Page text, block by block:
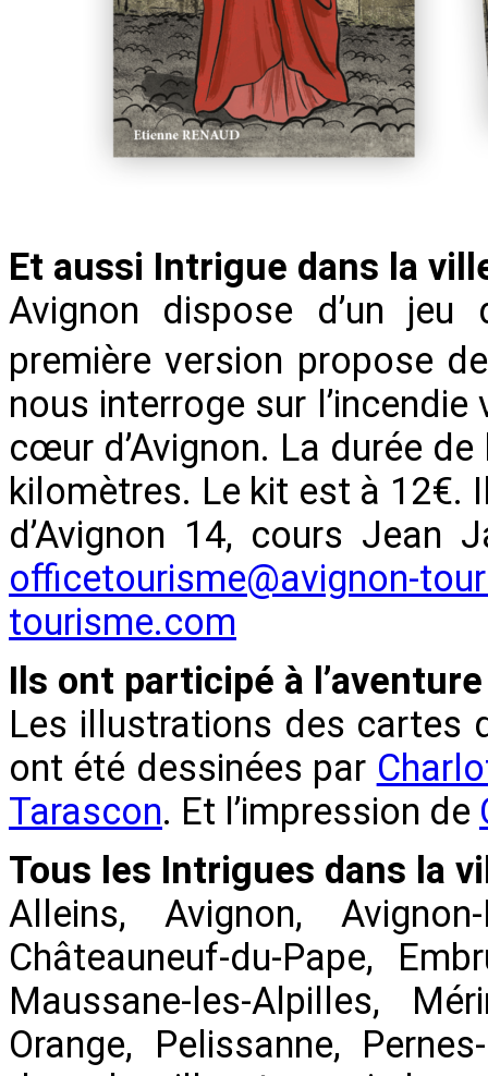
Et aussi Intrigue dans la
Avignon dispose d’un
première version propose
nous interroge sur
cœur d’Avignon. La durée
kilomètres. Le kit est à 12€.
d’Avignon 14, cours Jean
officetourisme@avignon-
tourisme.com
Ils ont participé à l’aventure
Les illustrations des cartes
ont été dessinées par
Tarascon. Et l’impression de
Tous les Intrigues dans la
Alleins, Avignon,
Châteauneuf-du-Pape,
Maussane-les-Alpilles,
Orange, Pelissanne,